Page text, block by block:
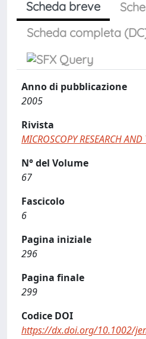
Scheda breve
Scheda completa
Anno di pubblicazione
2005
Rivista
MICROSCOPY RESEARCH
N° del Volume
67
Fascicolo
6
Pagina iniziale
296
Pagina finale
299
Codice DOI
https://dx.doi.org/10.1002/